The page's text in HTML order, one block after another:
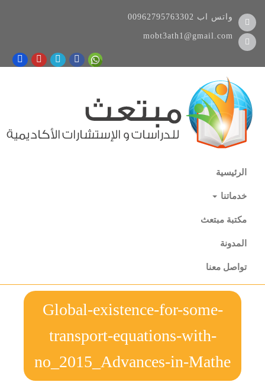
00962795763302 واتس اب
mobt3ath1@gmail.com
الرئيسية
خدماتنا
مكتبة مبتعث
المدونة
تواصل معنا
Global-existence-for-some-
transport-equations-with-
no_2015_Advances-in-Mathe